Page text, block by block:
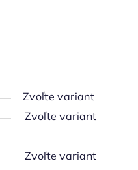
Zvoľte variant
Zvoľte variant
Zvoľte variant